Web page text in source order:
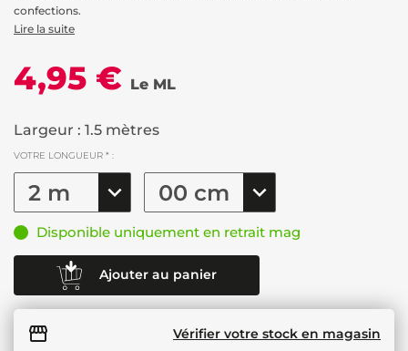
confections.
Lire la suite
4,95 € Le ML
Largeur : 1.5 mètres
VOTRE LONGUEUR * :
Disponible uniquement en retrait mag
Ajouter au panier
Vérifier votre stock en magasin